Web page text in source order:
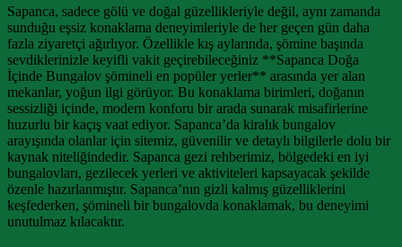
Sapanca, sadece gölü ve doğal güzellikleriyle değil, aynı zamanda
sunduğu eşsiz konaklama deneyimleriyle de her geçen gün daha
fazla ziyaretçi ağırlıyor. Özellikle kış aylarında, şömine başında
sevdiklerinizle keyifli vakit geçirebileceğiniz **Sapanca Doğa
İçinde Bungalov şömineli en popüler yerler** arasında yer alan
mekanlar, yoğun ilgi görüyor. Bu konaklama birimleri, doğanın
sessizliği içinde, modern konforu bir arada sunarak misafirlerine
huzurlu bir kaçış vaat ediyor. Sapanca’da kiralık bungalov
arayışında olanlar için sitemiz, güvenilir ve detaylı bilgilerle dolu bir
kaynak niteliğindedir. Sapanca gezi rehberimiz, bölgedeki en iyi
bungalovları, gezilecek yerleri ve aktiviteleri kapsayacak şekilde
özenle hazırlanmıştır. Sapanca’nın gizli kalmış güzelliklerini
keşfederken, şömineli bir bungalovda konaklamak, bu deneyimi
unutulmaz kılacaktır.